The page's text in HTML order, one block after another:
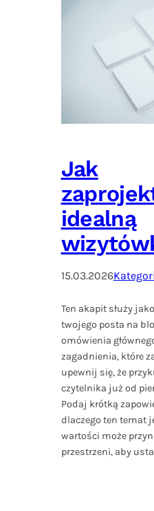
Jak
idealną
15.03.2026
Ten akapit służy
twojego posta na
omówienia
zagadnienia, które
upewnij się, że
czytelnika już od
Podaj krótką
dlaczego ten temat
wartości może
przestrzeni, aby